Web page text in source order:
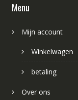
Menu
Mijn account
Winkelwagen
betaling
Over ons